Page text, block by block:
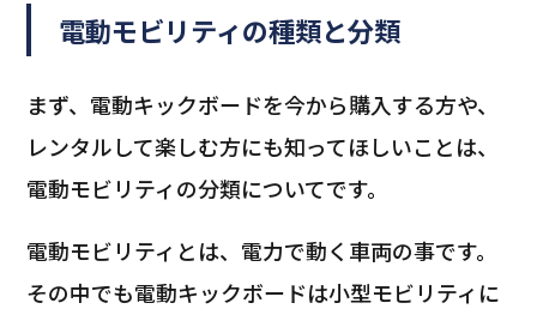
電動モビリティの種類と分類
まず、電動キックボードを今から購入する方や、
レンタルして楽しむ方にも知ってほしいことは、
電動モビリティの分類についてです。
電動モビリティとは、電力で動く車両の事です。
その中でも電動キックボードは小型モビリティに